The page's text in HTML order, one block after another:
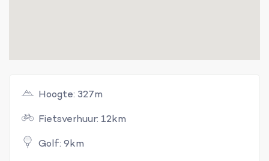
Hoogte: 327m
Fietsverhuur: 12km
Golf: 9km